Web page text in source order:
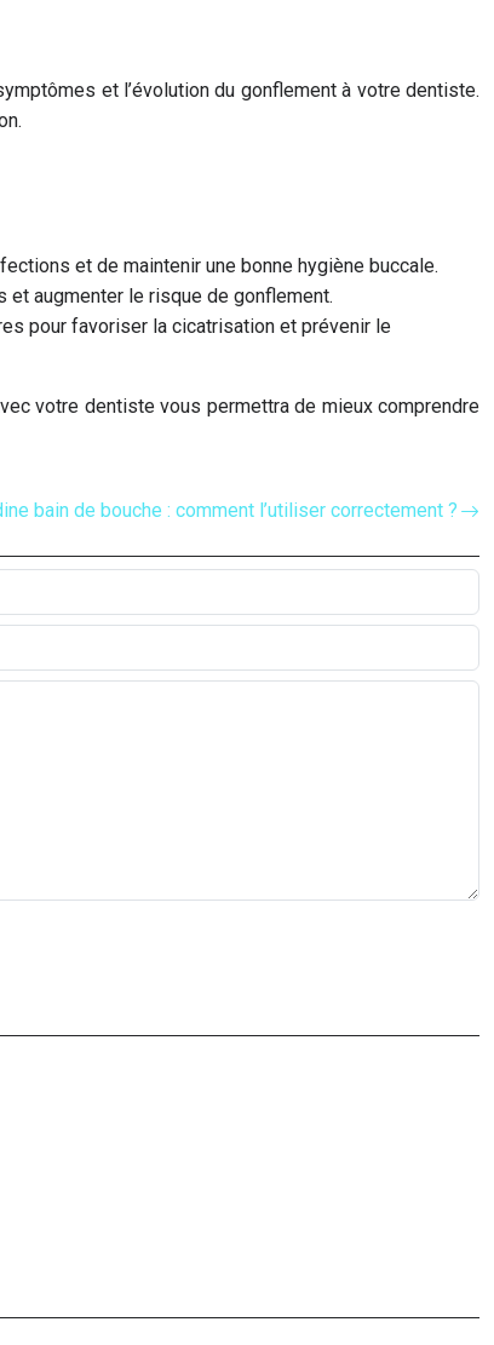
et l’évolution du gonflement à votre dentiste.
et de maintenir une bonne hygiène buccale.
augmenter le risque de gonflement.
pour favoriser la cicatrisation et prévenir le
votre dentiste vous permettra de mieux comprendre
bain de bouche : comment l’utiliser correctement ?